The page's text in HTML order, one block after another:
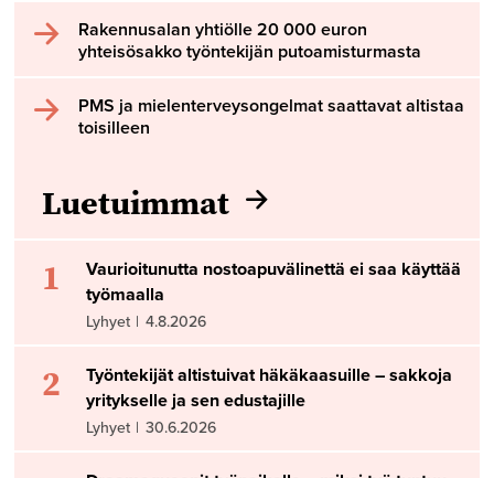
Rakennusalan yhtiölle 20 000 euron
yhteisösakko työntekijän putoamisturmasta
PMS ja mielenterveysongelmat saattavat altistaa
toisilleen
Luetuimmat
1
Vaurioitunutta nostoapuvälinettä ei saa käyttää
työmaalla
Lyhyet | 4.8.2026
2
Työntekijät altistuivat häkäkaasuille – sakkoja
yritykselle ja sen edustajille
Lyhyet | 30.6.2026